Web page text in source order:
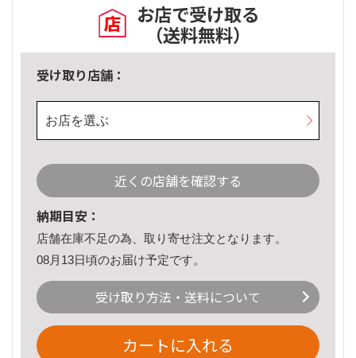
お店で受け取る
（送料無料）
受け取り店舗：
お店を選ぶ
近くの店舗を確認する
納期目安：
店舗在庫不足の為、取り寄せ注文となります。
08月13日頃のお届け予定です。
受け取り方法・送料について
カートに入れる